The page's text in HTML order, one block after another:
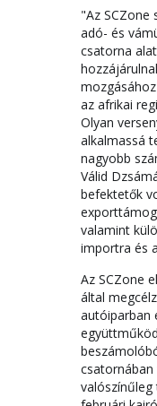
"Az SCZone
adó- és
csatorna
az afrikai
Olyan
alkalmassá
nagyobb
Válid
befektetők
valamint
importra és
Az SCZone
által
autóiparban